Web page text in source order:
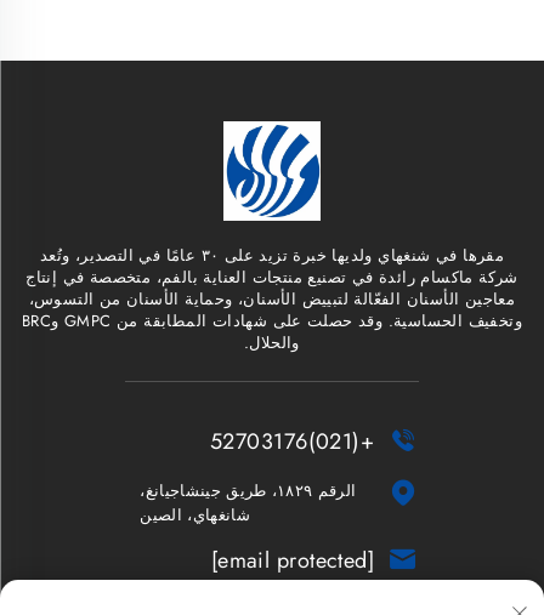
مقرها في شنغهاي ولديها خبرة تزيد على ٣٠ عامًا في التصدير، وتُعد
شركة ماكسام رائدة في تصنيع منتجات العناية بالفم، متخصصة في إنتاج
معاجين الأسنان الفعّالة لتبييض الأسنان، وحماية الأسنان من التسوس،
وتخفيف الحساسية. وقد حصلت على شهادات المطابقة من GMPC وBRC
والحلال.

+(021)52703176

الرقم ١٨٢٩، طريق جينشاجيانغ،
شانغهاي، الصين

[email protected]